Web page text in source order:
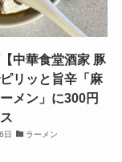
中華食堂酒家 豚
リッと旨辛「麻
メン」に300円
日 ラーメン